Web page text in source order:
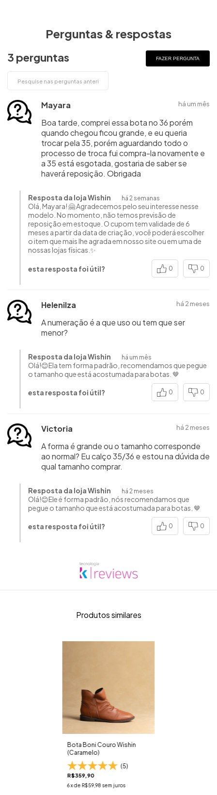
Perguntas & respostas
3 perguntas FAZER PERGUNTA
Mayara há um mês
Boa tarde, comprei essa bota no 36 porém
quando chegou ficou grande, e eu queria
trocar pela 35, porém aguardando todo o
processo de troca fui compra-la novamente e
a 35 está esgotada, gostaria de saber se
haverá reposição. Obrigada
Resposta da loja Wishin há 2 semanas
Olá, Mayara! 🤗 Agradecemos pelo seu interesse nesse
modelo. No momento, não temos previsão de
reposição em estoque. O cupom tem validade de 6
meses a partir da data de criação, você poderá escolher
o item que mais lhe agrada em nosso site ou em uma de
nossas lojas físicas.✨
esta resposta foi útil? 0 0
Helenilza há 2 meses
A numeração é a que uso ou tem que ser
menor?
Resposta da loja Wishin há um mês
Olá!😊Ela tem forma padrão, recomendamos que pegue
o tamanho que está acostumada para botas. 🤎
esta resposta foi útil? 0 0
Victoria há 2 meses
A forma é grande ou o tamanho corresponde
ao normal? Eu calço 35/36 e estou na dúvida de
qual tamanho comprar.
Resposta da loja Wishin há 2 meses
Olá!😊Ele é forma padrão, nós recomendamos que
pegue o tamanho que está acostumada para botas. 🤎
esta resposta foi útil? 0 0
Produtos similares
Bota Boni Couro Wishin
(Caramelo)
(5)
R$359,90
6x de R$59,98 sem juros